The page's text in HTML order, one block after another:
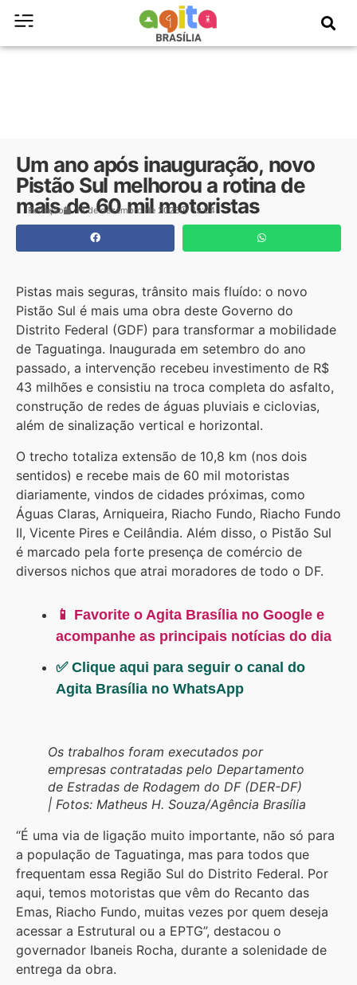
Um ano após inauguração, novo
Pistão Sul melhorou a rotina de
mais de 60 mil motoristas
Redação 13 de dezembro de 2025 19:04
Pistas mais seguras, trânsito mais fluído: o novo
Pistão Sul é mais uma obra deste Governo do
Distrito Federal (GDF) para transformar a mobilidade
de Taguatinga. Inaugurada em setembro do ano
passado, a intervenção recebeu investimento de R$
43 milhões e consistiu na troca completa do asfalto,
construção de redes de águas pluviais e ciclovias,
além de sinalização vertical e horizontal.
O trecho totaliza extensão de 10,8 km (nos dois
sentidos) e recebe mais de 60 mil motoristas
diariamente, vindos de cidades próximas, como
Águas Claras, Arniqueira, Riacho Fundo, Riacho Fundo
II, Vicente Pires e Ceilândia. Além disso, o Pistão Sul
é marcado pela forte presença de comércio de
diversos nichos que atrai moradores de todo o DF.
📱 Favorite o Agita Brasília no Google e
acompanhe as principais notícias do dia
✅ Clique aqui para seguir o canal do
Agita Brasília no WhatsApp
Os trabalhos foram executados por
empresas contratadas pelo Departamento
de Estradas de Rodagem do DF (DER-DF)
| Fotos: Matheus H. Souza/Agência Brasília
“É uma via de ligação muito importante, não só para
a população de Taguatinga, mas para todos que
frequentam essa Região Sul do Distrito Federal. Por
aqui, temos motoristas que vêm do Recanto das
Emas, Riacho Fundo, muitas vezes por quem deseja
acessar a Estrutural ou a EPTG”, destacou o
governador Ibaneis Rocha, durante a solenidade de
entrega da obra.